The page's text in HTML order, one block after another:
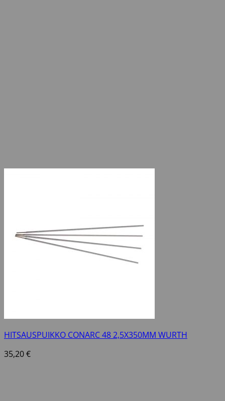
HITSAUSPUIKKO CONARC 48 2,5X350MM WURTH
35,20€